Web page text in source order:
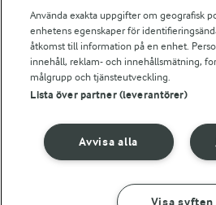
© 2026 Arla Foods
Integritetspolicy
Använda exakta uppgifter om geografisk
enhetens egenskaper för
åtkomst till information på en enhet.
innehåll, reklam- och innehållsmätning,
målgrupp och tjänsteutveckling.
Lista över partner (leverantörer)
Avvisa alla
Visa syften